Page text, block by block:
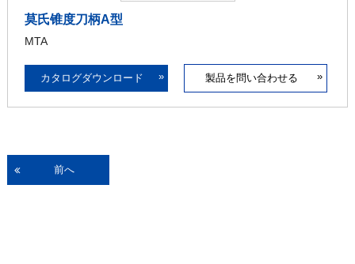
莫氏锥度刀柄A型
MTA
カタログダウンロード » 製品を問い合わせる »
前へ